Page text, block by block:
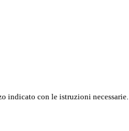
indicato con le istruzioni necessarie.